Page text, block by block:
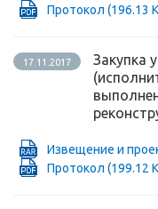
Протокол (196.13
17.11.2017
Закупка
Извещение и
Протокол (199.12